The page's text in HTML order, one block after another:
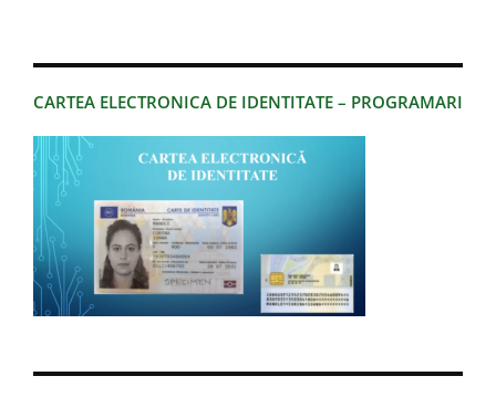
CARTEA ELECTRONICA DE IDENTITATE – PROGRAMARI